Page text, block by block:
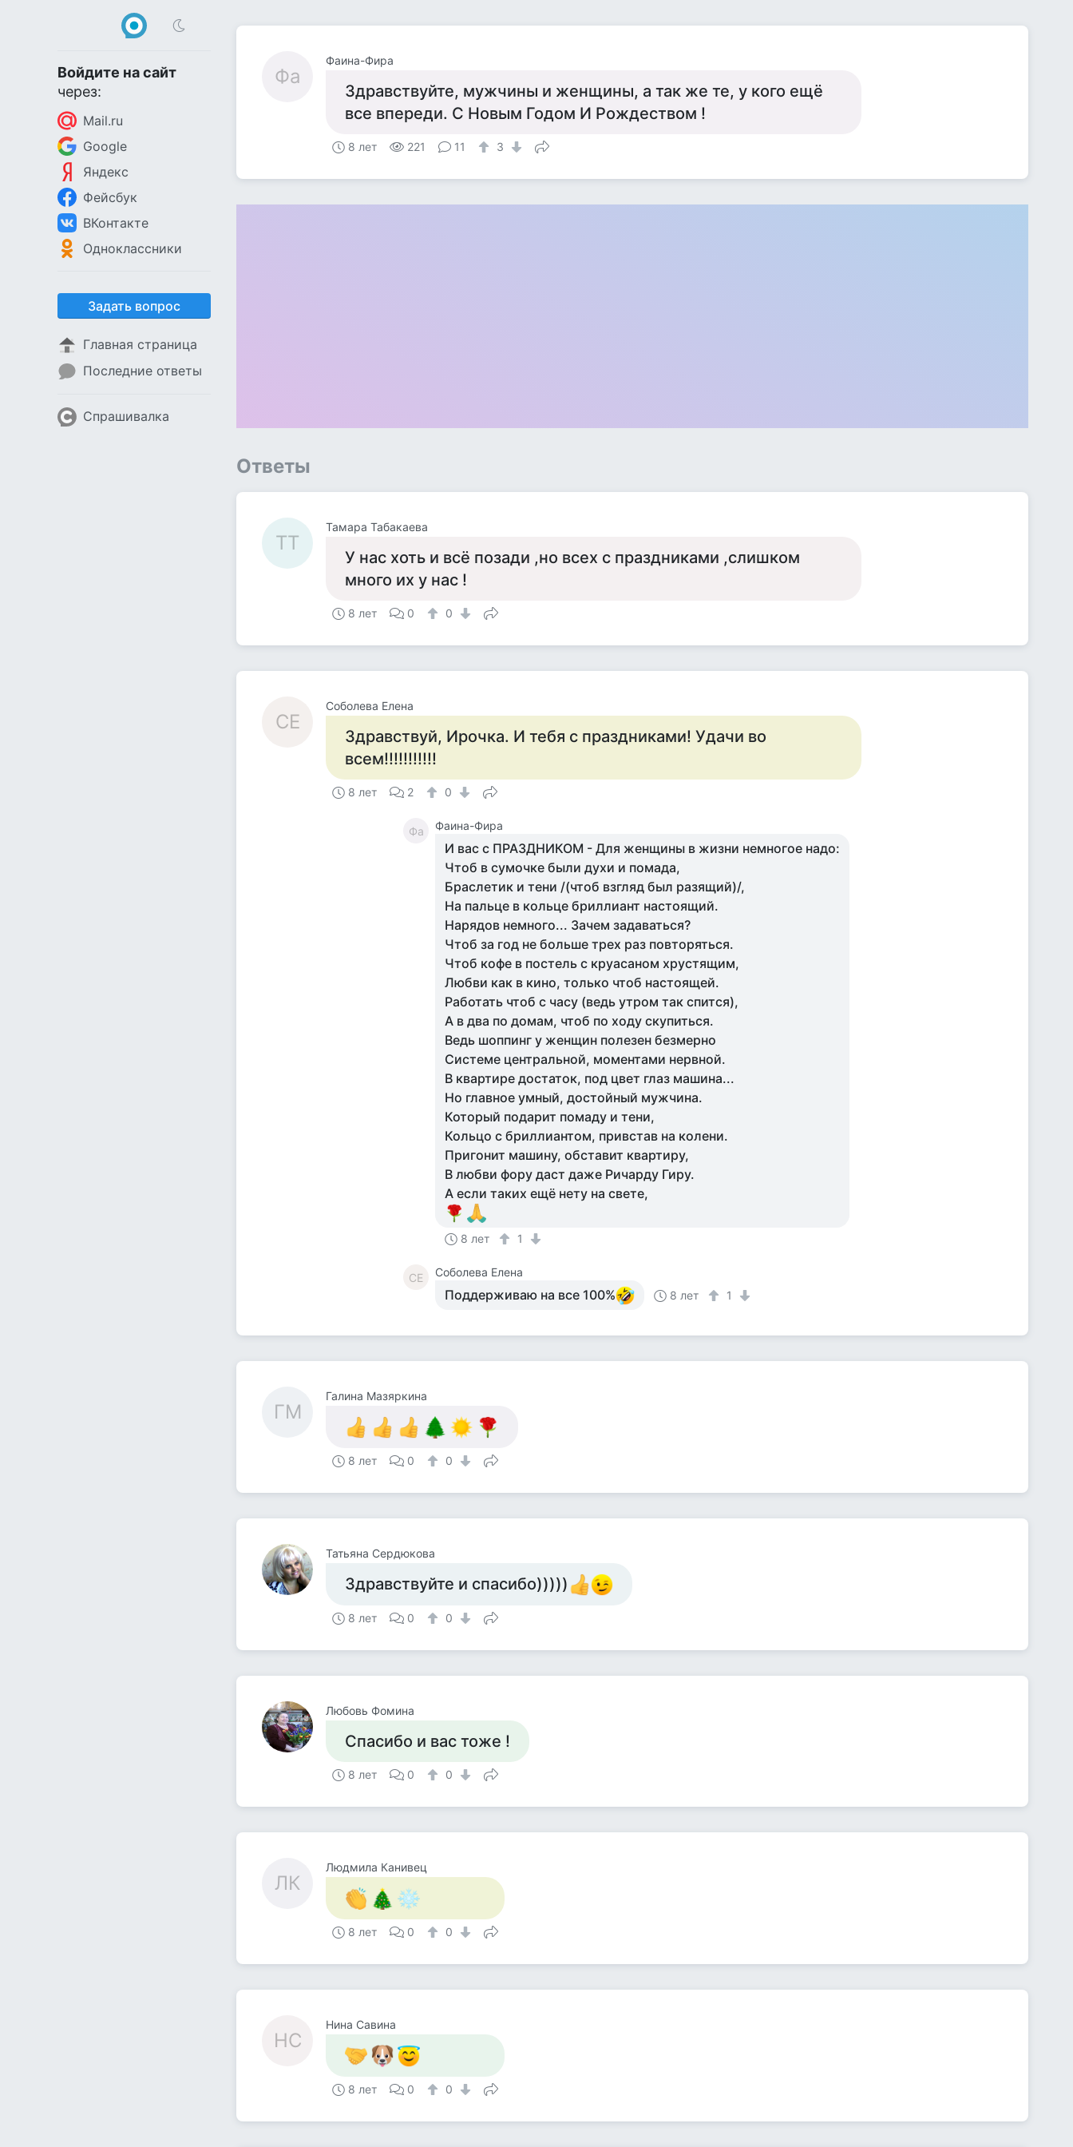
Войдите на сайт
через:
Mail.ru
Google
Яндекс
Фейсбук
ВКонтакте
Одноклассники
Задать вопрос
Главная страница
Последние ответы
Спрашивалка
Фа
Фаина-Фира
Здравствуйте, мужчины и женщины, а так же те, у кого ещё
все впереди. С Новым Годом И Рождеством !
8 лет 221 11 3
Ответы
ТТ
Тамара Табакаева
У нас хоть и всё позади ,но всех с праздниками ,слишком
много их у нас !
8 лет 0 0
СЕ
Соболева Елена
Здравствуй, Ирочка. И тебя с праздниками! Удачи во
всем!!!!!!!!!!!
8 лет 2 0
Фа Фаина-Фира
И вас с ПРАЗДНИКОМ - Для женщины в жизни немногое надо:
Чтоб в сумочке были духи и помада,
Браслетик и тени /(чтоб взгляд был разящий)/,
На пальце в кольце бриллиант настоящий.
Нарядов немного... Зачем задаваться?
Чтоб за год не больше трех раз повторяться.
Чтоб кофе в постель с круасаном хрустящим,
Любви как в кино, только чтоб настоящей.
Работать чтоб с часу (ведь утром так спится),
А в два по домам, чтоб по ходу скупиться.
Ведь шоппинг у женщин полезен безмерно
Системе центральной, моментами нервной.
В квартире достаток, под цвет глаз машина...
Но главное умный, достойный мужчина.
Который подарит помаду и тени,
Кольцо с бриллиантом, привстав на колени.
Пригонит машину, обставит квартиру,
В любви фору даст даже Ричарду Гиру.
А если таких ещё нету на свете,
8 лет 1
СЕ Соболева Елена
Поддерживаю на все 100% 8 лет 1
ГМ
Галина Мазяркина
8 лет 0 0
Татьяна Сердюкова
Здравствуйте и спасибо)))))
8 лет 0 0
Любовь Фомина
Спасибо и вас тоже !
8 лет 0 0
ЛК
Людмила Канивец
8 лет 0 0
НС
Нина Савина
8 лет 0 0